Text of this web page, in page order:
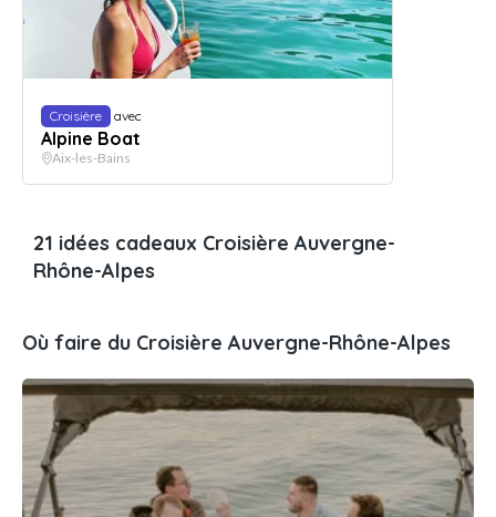
Croisière avec
Alpine Boat
Aix-les-Bains
21 idées cadeaux Croisière Auvergne-
Rhône-Alpes
Où faire du Croisière Auvergne-Rhône-Alpes